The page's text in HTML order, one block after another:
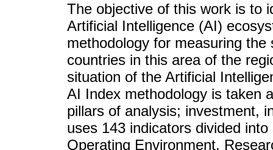
The objective of this work is to
Artificial Intelligence (AI)
methodology for measuring
countries in this area of the
situation of the Artificial
AI Index methodology is taken
pillars of analysis; investment,
uses 143 indicators divided
Operating Environment,